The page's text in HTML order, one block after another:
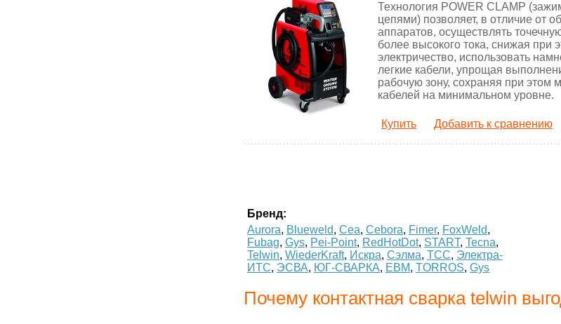
Технология POWER CLAMP
цепями) позволяет, в отличие от
аппаратов, осуществлять
более высокого тока, снижая при
электричество, использовать
легкие кабели, упрощая
рабочую зону, сохраняя при этом
кабелей на минимальном уровне.
Купить Добавить к сравнению
Бренд:
Aurora, Blueweld, Cea, Cebora, Fimer, FoxWeld,
Fubag, Gys, Pei-Point, RedHotDot, START, Tecna,
Telwin, WiederKraft, Искра, Сэлма, ТСС, Электра-
ИТС, ЭСВА, ЮГ-СВАРКА, ЕВМ, TORROS, Gys
Почему контактная сварка telwin